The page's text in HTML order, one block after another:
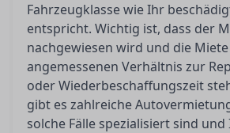
Fahrzeugklasse wie Ihr
entspricht. Wichtig ist, dass der
nachgewiesen wird und die
angemessenen Verhältnis zur
oder Wiederbeschaffungszeit
gibt es zahlreiche
solche Fälle spezialisiert sind